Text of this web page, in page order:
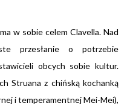
w sobie celem Clavella. Nad
przesłanie o potrzebie
obcych sobie kultur.
Struana z chińską kochanką
i temperamentnej Mei-Mei),